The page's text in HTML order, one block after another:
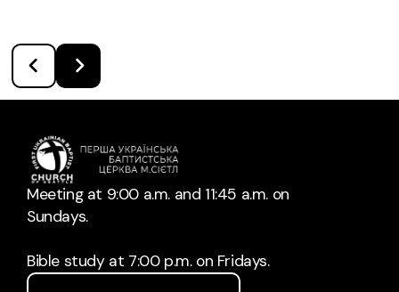
Meeting at 9:00 a.m. and 11:45 a.m. on
Sundays.
Bible study at 7:00 p.m. on Fridays.